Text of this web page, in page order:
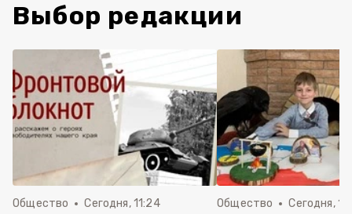
Выбор редакции
Общество Сегодня, 11:24 Общество Сегодня,